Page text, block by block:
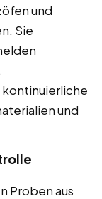
und
Sie
kontinuierliche
und
Proben aus